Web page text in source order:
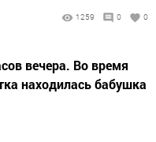
1259 0 0
вечера. Во время
находилась бабушка